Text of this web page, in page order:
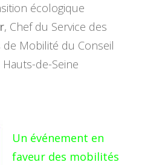
écologique
, Chef du Service des
Mobilité du Conseil
de-Seine
Un événement en
faveur des mobilités